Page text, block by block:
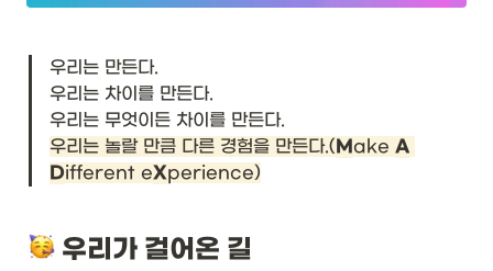
우리는 만든다.
우리는 차이를 만든다.
우리는 놀랄 만큼 다른 경험을 만든다.(Make A
Different eXperience)
우리가 걸어온 길